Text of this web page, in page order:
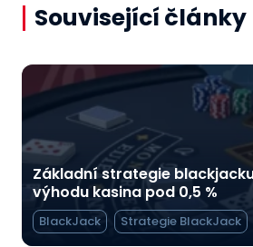
Související články
Základní strategie
výhodu kasina pod 0,5 %
BlackJack Strategie BlackJack